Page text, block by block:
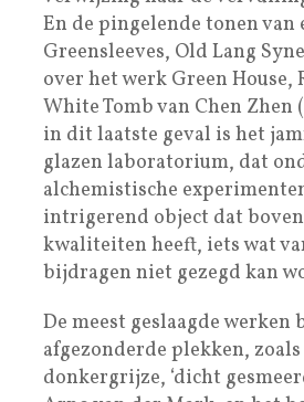
En de pingelende tonen van
Greensleeves, Old Lang
over het werk Green House,
White Tomb van Chen Zhen
in dit laatste geval is het
glazen laboratorium, dat
alchemistische
intrigerend object dat
kwaliteiten heeft, iets wat
bijdragen niet gezegd kan
De meest geslaagde werken
afgezonderde plekken, zoals
donkergrijze, ‘dicht